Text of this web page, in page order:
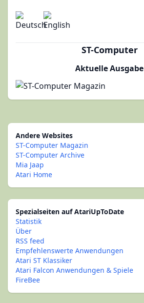
ST-Computer
Aktuelle Ausgabe
Andere Websites
ST-Computer Magazin
ST-Computer Archive
Mia Jaap
Atari Home
Spezialseiten auf AtariUpToDate
Statistik
Über
RSS feed
Empfehlenswerte Anwendungen
Atari ST Klassiker
Atari Falcon Anwendungen & Spiele
FireBee